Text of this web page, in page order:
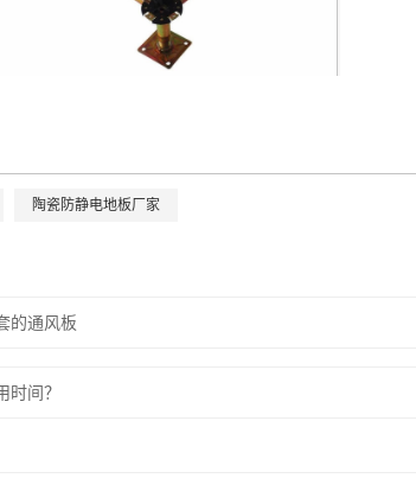
陶瓷防静电地板厂家
的通风板
时间？